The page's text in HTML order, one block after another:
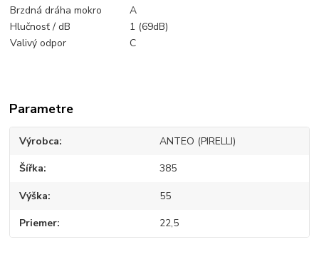
Brzdná dráha mokro
A
Hlučnosť / dB
1 (69dB)
Valivý odpor
C
Parametre
Výrobca ANTEO (PIRELLI)
Šířka 385
Výška 55
Priemer 22,5